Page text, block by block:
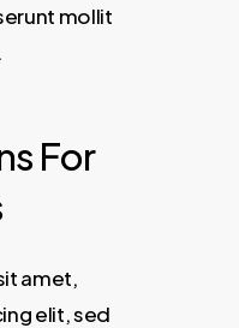
mollit
For
amet,
elit, sed